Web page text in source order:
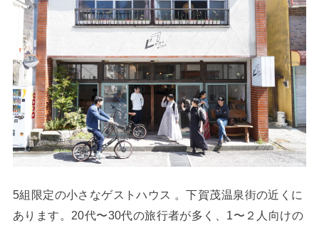
5組限定の小さなゲストハウス 。下賀茂温泉街の近くに
あります。20代〜30代の旅行者が多く、1〜２人向けの